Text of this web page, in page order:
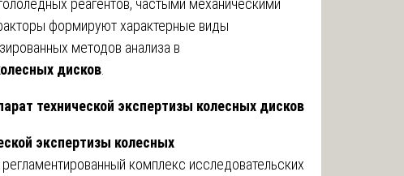
формируют характерные виды
методов анализа в
дисков
технической экспертизы колесных дисков
экспертизы колесных
комплекс исследовательских